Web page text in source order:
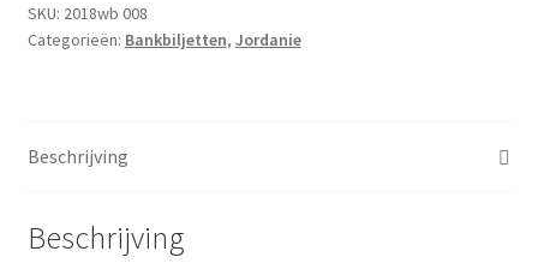
SKU: 2018wb 008
Categorieën: Bankbiljetten, Jordanie
Beschrijving
Beschrijving